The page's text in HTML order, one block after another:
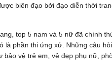
biên đạo bởi đạo diễn thời
top 5 nam và 5 nữ đã chính
là phần thi ứng xử. Những câu
vệ trẻ em, vẻ đẹp phụ nữ,